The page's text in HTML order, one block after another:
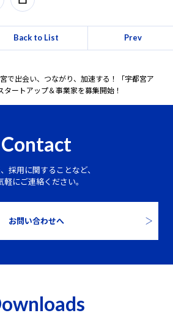
Back to List Prev
で出会い、つながり、加速する！「宇都宮ア
ートアップ＆事業家を募集開始！
Contact
採用に関することなど、
軽にご連絡ください。
お問い合わせへ